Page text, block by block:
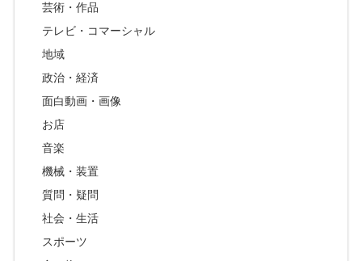
芸術・作品
テレビ・コマーシャル
地域
政治・経済
面白動画・画像
お店
音楽
機械・装置
質問・疑問
社会・生活
スポーツ